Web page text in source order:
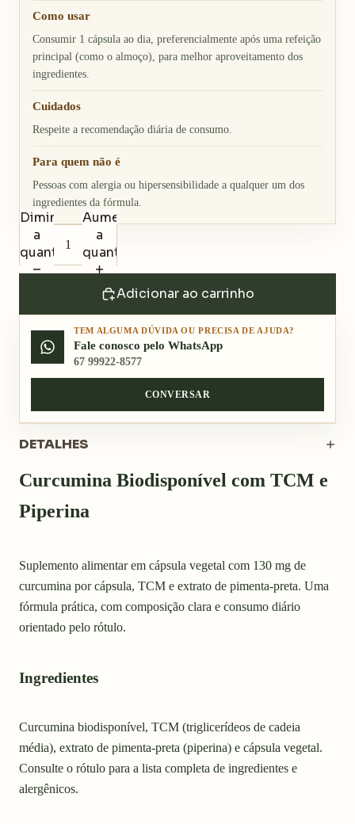
Como usar
Consumir 1 cápsula ao dia, preferencialmente após uma refeição
principal (como o almoço), para melhor aproveitamento dos
ingredientes.
Cuidados
Respeite a recomendação diária de consumo.
Para quem não é
Pessoas com alergia ou hipersensibilidade a qualquer um dos
ingredientes da fórmula.
Diminuir
a
quantidade
Aumentar
a
quantidade
Adicionar ao carrinho
TEM ALGUMA DÚVIDA OU PRECISA DE AJUDA?
Fale conosco pelo WhatsApp
67 99922-8577
CONVERSAR
DETALHES
Curcumina Biodisponível com TCM e
Piperina
Suplemento alimentar em cápsula vegetal com 130 mg de
curcumina por cápsula, TCM e extrato de pimenta-preta. Uma
fórmula prática, com composição clara e consumo diário
orientado pelo rótulo.
Ingredientes
Curcumina biodisponível, TCM (triglicerídeos de cadeia
média), extrato de pimenta-preta (piperina) e cápsula vegetal.
Consulte o rótulo para a lista completa de ingredientes e
alergênicos.